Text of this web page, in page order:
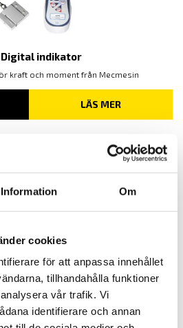
Information Om
cookies
för att anpassa innehållet
tillhandahålla funktioner
vår trafik. Vi
identifierare och annan
Digital indikator
kraft och moment från Mecmesin
LÄS MER
förstärkare 4-20mA
med utsignal mA
LÄS MER